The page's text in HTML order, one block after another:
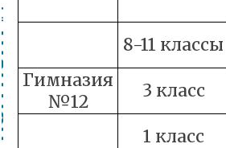
8-11 классы
Гимназия
№12
3 класс
1 класс